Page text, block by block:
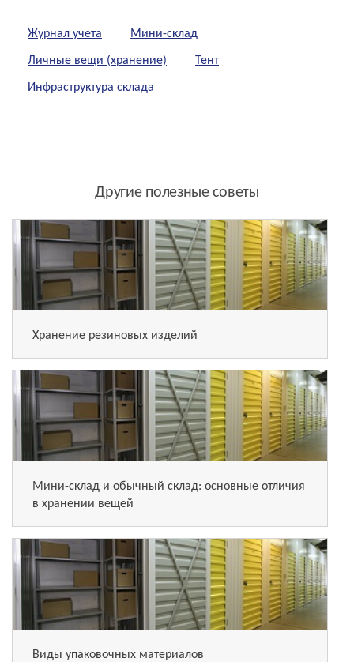
Журнал учета Мини-склад
Личные вещи (хранение) Тент
Инфраструктура склада
Другие полезные советы
Хранение резиновых изделий
Мини-склад и обычный склад: основные отличия
в хранении вещей
Виды упаковочных материалов